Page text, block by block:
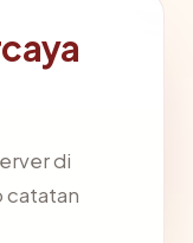
di
catatan